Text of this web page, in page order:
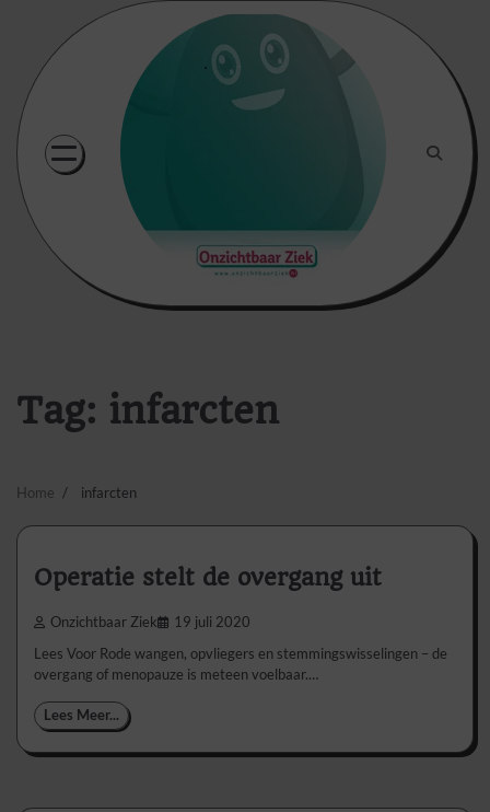
content
Tag: infarcten
Home infarcten
Operatie stelt de overgang uit
Onzichtbaar Ziek 19 juli 2020
Lees Voor Rode wangen, opvliegers en stemmingswisselingen – de
overgang of menopauze is meteen voelbaar.…
Lees Meer...